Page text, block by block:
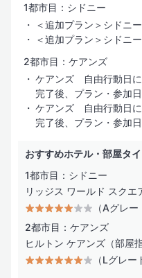
1都市目：シドニー
＜追加プラン＞シドニ
＜追加プラン＞シドニ
2都市目：ケアンズ
ケアンズ 自由行動日
完了後、プラン・参加
ケアンズ 自由行動日
完了後、プラン・参加
おすすめホテル・部屋タ
1都市目：シドニー
リッジス ワールド スクエ
（Aグレー
2都市目：ケアンズ
ヒルトン ケアンズ（部屋
（Lグレー